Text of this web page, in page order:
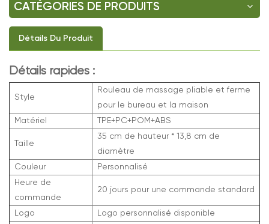
CATÉGORIES DE PRODUITS
Détails Du Produit
Détails rapides :
Style
Rouleau de massage pliable et ferme
pour le bureau et la maison
Matériel
TPE+PC+POM+ABS
Taille
35 cm de hauteur * 13,8 cm de
diamètre
Couleur
Personnalisé
Heure de
commande
20 jours pour une commande standard
Logo
Logo personnalisé disponible